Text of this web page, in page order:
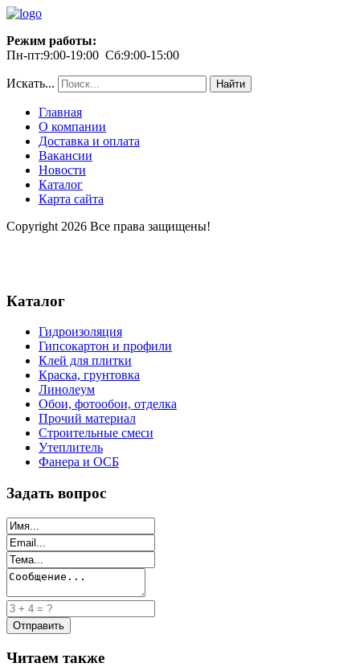
Режим работы:
Пн-пт:9:00-19:00 Сб:9:00-15:00
Искать... Найти
Главная
О компании
Доставка и оплата
Вакансии
Новости
Каталог
Карта сайта
Copyright 2026 Все права защищены!
Каталог
Гидроизоляция
Гипсокартон и профили
Клей для плитки
Краска, грунтовка
Линолеум
Обои, фотообои, отделка
Прочий материал
Строительные смеси
Утеплитель
Фанера и ОСБ
Задать вопрос
Читаем также